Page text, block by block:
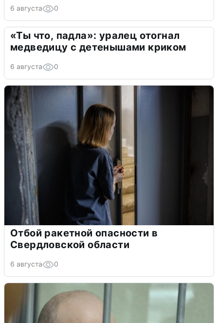
6 августа 0
«Ты что, падла»: уралец отогнал
медведицу с детенышами криком
6 августа 0
Отбой ракетной опасности в
Свердловской области
6 августа 0